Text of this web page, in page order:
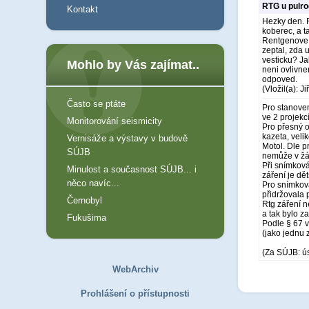
RTG u
Hezky den.
koberec, a
zeptal, zda
vesticku?
neni
odpoved.
(Vložil(a):
Pro
ve 2
Pro přesný
kazeta,
Motol. Dle
nemůže v
Při
záření je
Pro
přidržovala
Rtg záření
a tak bylo
Podle § 67
(jako jednu
(Za SÚJB:
Kontakt
Mohlo by Vás zajímat..
Často se ptáte
Monitorování seismicity
Vernisáže a výstavy v budově
SÚJB
Minulost a současnost SÚJB... i
něco navíc...
Černobyl
Fukušima
WebArchiv
Prohlášení o přístupnosti